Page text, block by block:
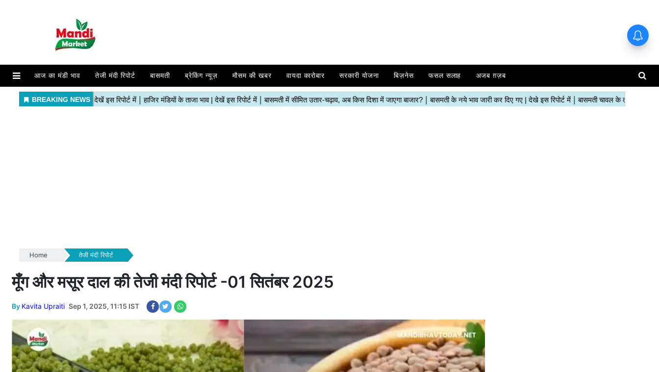
आज का मंडी भाव तेजी मंदी रिपोर्ट बासमती ब्रेकिंग न्यूज़ मौसम की खबर वायदा कारोबार सरकारी योजना बिज़नेस फसल सलाह अजब ग़ज़ब
Home तेजी मंदी रिपोर्ट
मूँग और मसूर दाल की तेजी मंदी रिपोर्ट -01 सितंबर 2025
By Kavita Upraiti Sep 1, 2025, 11:15 IST